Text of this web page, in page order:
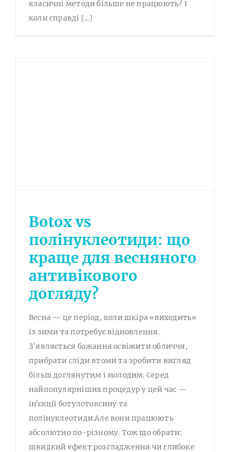
класичні методи більше не працюють? І
коли справді [...]
Botox vs
полінуклеотиди: що
краще для весняного
антивікового
догляду?
Весна — це період, коли шкіра «виходить»
із зими та потребує відновлення.
З’являється бажання освіжити обличчя,
прибрати сліди втоми та зробити вигляд
більш доглянутим і молодим. Серед
найпопулярніших процедур у цей час —
інʼєкції ботулотоксину та
полінуклеотиди.Але вони працюють
абсолютно по-різному. Тож що обрати:
швидкий ефект розгладження чи глибоке